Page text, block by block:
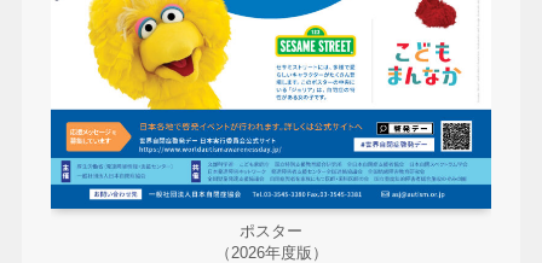
ポスター
（2026年度版）